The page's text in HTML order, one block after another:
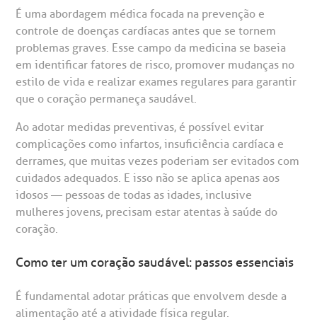
de Exames
(11)3505-1000
ouvidoria@bp.org.br
Fale Conosco
Rua Maestro Cardim, 769
CEP: 01323-001 | Bela Vista
São Paulo - SP
BP Mirante
Saiba mais
social da BP
corporativa
social
a BP
Telemedicina BP
Teleinterconsulta
de Visita
socorro
de cópia de prontuário médico
de orçamento particular
de veracidade de atestado
atendimento
Cirurgia
de Excelência em Ortopedia
especialidades
É uma abordagem médica focada na prevenção e
controle de doenças cardíacas antes que se tornem
problemas graves. Esse campo da medicina se baseia
em identificar fatores de risco, promover mudanças no
estilo de vida e realizar exames regulares para garantir
que o coração permaneça saudável.
Ao adotar medidas preventivas, é possível evitar
complicações como infartos, insuficiência cardíaca e
derrames, que muitas vezes poderiam ser evitados com
cuidados adequados. E isso não se aplica apenas aos
idosos — pessoas de todas as idades, inclusive
mulheres jovens, precisam estar atentas à saúde do
coração.
Como ter um coração saudável: passos essenciais
É fundamental adotar práticas que envolvem desde a
alimentação até a atividade física regular.